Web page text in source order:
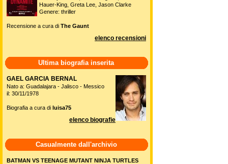
Hauer-King, Greta Lee, Jason Clarke
Genere: thriller
Recensione a cura di The Gaunt
elenco recensioni
Ultima biografia inserita
GAEL GARCIA BERNAL
Nato a: Guadalajara - Jalisco - Messico
il: 30/11/1978
Biografia a cura di luisa75
elenco biografie
Casualmente dall'archivio
BATMAN VS TEENAGE MUTANT NINJA TURTLES